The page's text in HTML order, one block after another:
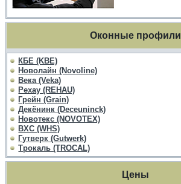
Оконные профили
КБЕ (KBE)
Новолайн (Novoline)
Века (Veka)
Рехау (REHAU)
Грейн (Grain)
Декёнинк (Deceuninck)
Новотекс (NOVOTEX)
ВХС (WHS)
Гутверк (Gutwerk)
Трокаль (TROCAL)
Цены